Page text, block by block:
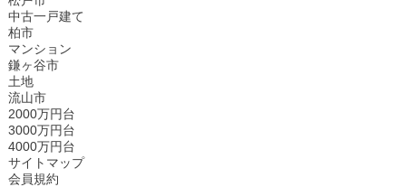
中古一戸建て
柏市
マンション
鎌ヶ谷市
土地
流山市
2000万円台
3000万円台
4000万円台
サイトマップ
会員規約